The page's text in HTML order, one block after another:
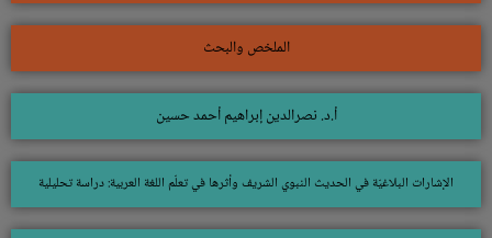
الملخص والبحث
أ.د. نصرالدين إبراهيم أحمد حسين
الإشارات البلاغيّة في الحديث النبوي الشريف وأثرها في تعلّم اللغة العربية: دراسة تحليلية